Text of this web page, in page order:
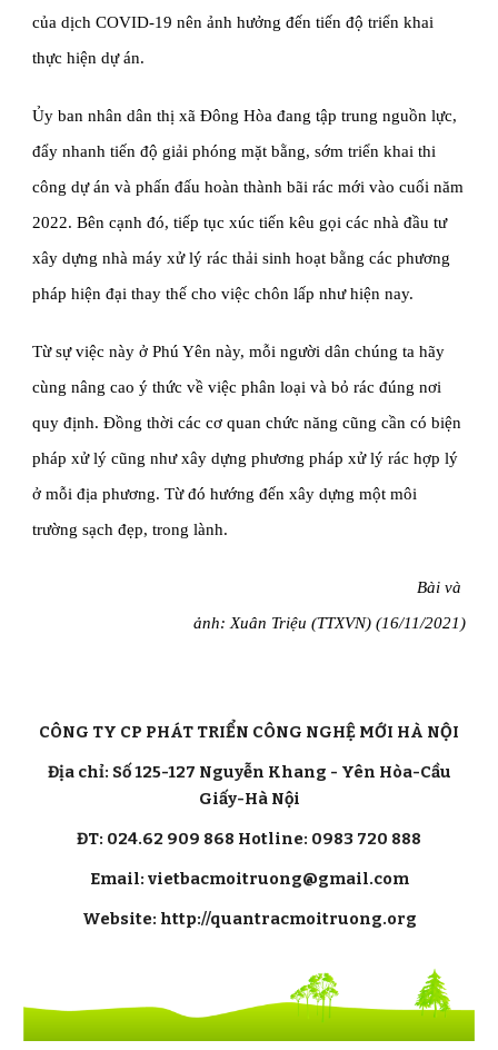
của dịch COVID-19 nên ảnh hưởng đến tiến độ triển khai
thực hiện dự án.
Ủy ban nhân dân thị xã Đông Hòa đang tập trung nguồn lực,
đẩy nhanh tiến độ giải phóng mặt bằng, sớm triển khai thi
công dự án và phấn đấu hoàn thành bãi rác mới vào cuối năm
2022. Bên cạnh đó, tiếp tục xúc tiến kêu gọi các nhà đầu tư
xây dựng nhà máy xử lý rác thải sinh hoạt bằng các phương
pháp hiện đại thay thế cho việc chôn lấp như hiện nay.
Từ sự việc này ở Phú Yên này, mỗi người dân chúng ta hãy
cùng nâng cao ý thức về việc phân loại và bỏ rác đúng nơi
quy định. Đồng thời các cơ quan chức năng cũng cần có biện
pháp xử lý cũng như xây dựng phương pháp xử lý rác hợp lý
ở mỗi địa phương. Từ đó hướng đến xây dựng một môi
trường sạch đẹp, trong lành.
  Bài và
ảnh: Xuân Triệu (TTXVN) (16/11/2021)
CÔNG TY CP PHÁT TRIỂN CÔNG NGHỆ MỚI HÀ NỘI
Địa chỉ: Số 125-127 Nguyễn Khang - Yên Hòa-Cầu
Giấy-Hà Nội
ĐT: 024.62 909 868 Hotline: 0983 720 888
Email: vietbacmoitruong@gmail.com
Website: http://quantracmoitruong.org